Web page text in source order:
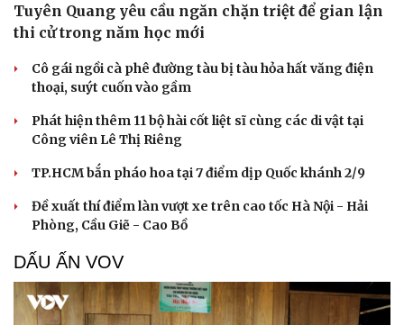
Cải chính
Tuyên Quang yêu cầu ngăn chặn triệt để gian lận
thi cử trong năm học mới
Cô gái ngồi cà phê đường tàu bị tàu hỏa hất văng điện
thoại, suýt cuốn vào gầm
Phát hiện thêm 11 bộ hài cốt liệt sĩ cùng các di vật tại
Công viên Lê Thị Riêng
TP.HCM bắn pháo hoa tại 7 điểm dịp Quốc khánh 2/9
Đề xuất thí điểm làn vượt xe trên cao tốc Hà Nội - Hải
Phòng, Cầu Giẽ - Cao Bồ
DẤU ẤN VOV